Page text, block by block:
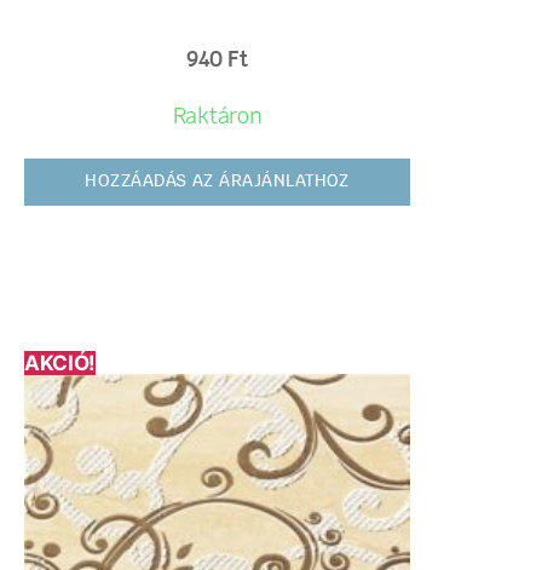
940 Ft
Raktáron
HOZZÁADÁS AZ ÁRAJÁNLATHOZ
AKCIÓ!